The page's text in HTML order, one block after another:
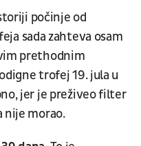
počinje od
sada zahteva osam
prethodnim
trofej 19. jula u
jer je preživeo filter
nije morao.